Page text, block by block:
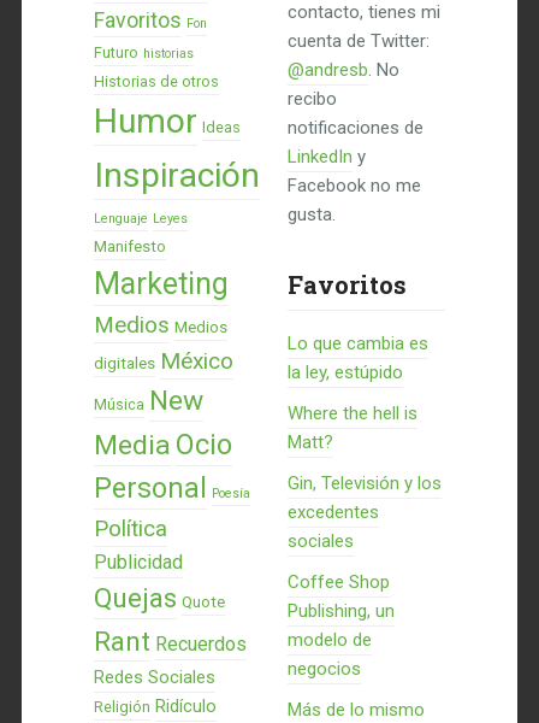
Favoritos Fon
Futuro historias
Historias de otros
Humor Ideas
Inspiración
Lenguaje Leyes
Manifesto
Marketing
Medios Medios
digitales México
Música New
Media Ocio
Personal Poesía
Política
Publicidad
Quejas Quote
Rant Recuerdos
Redes Sociales
Religión Ridículo
contacto, tienes mi
cuenta de Twitter:
@andresb. No
recibo
notificaciones de
LinkedIn y
Facebook no me
gusta.
Favoritos
Lo que cambia es
la ley, estúpido
Where the hell is
Matt?
Gin, Televisión y los
excedentes
sociales
Coffee Shop
Publishing, un
modelo de
negocios
Más de lo mismo